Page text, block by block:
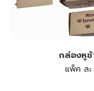
กล่องหู
แพ็ค ล